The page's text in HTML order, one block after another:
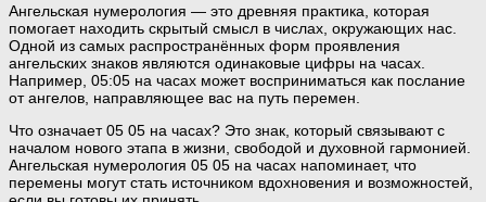
Ангельская нумерология — это древняя практика, которая
помогает находить скрытый смысл в числах, окружающих нас.
Одной из самых распространённых форм проявления
ангельских знаков являются одинаковые цифры на часах.
Например, 05:05 на часах может восприниматься как послание
от ангелов, направляющее вас на путь перемен.
Что означает 05 05 на часах? Это знак, который связывают с
началом нового этапа в жизни, свободой и духовной гармонией.
Ангельская нумерология 05 05 на часах напоминает, что
перемены могут стать источником вдохновения и возможностей,